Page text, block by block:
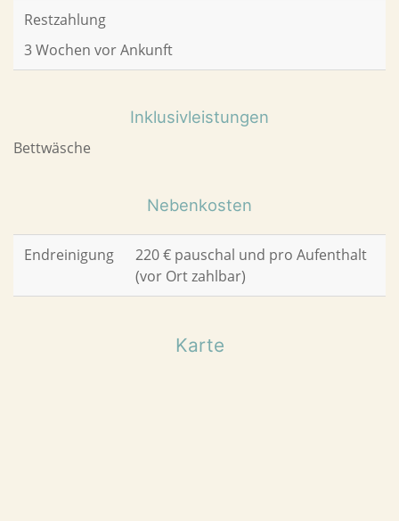
Restzahlung
3 Wochen vor Ankunft
Inklusivleistungen
Bettwäsche
Nebenkosten
Endreinigung
220 € pauschal und pro Aufenthalt
(vor Ort zahlbar)
Karte